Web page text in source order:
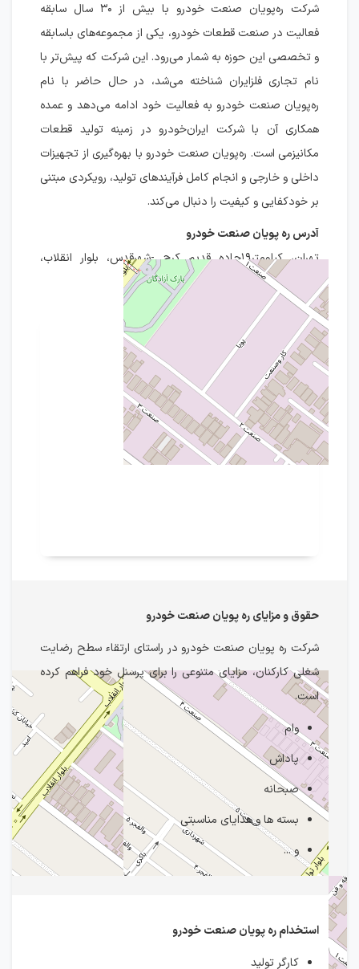
شرکت ره‌پویان صنعت خودرو با بیش از ۳۰ سال سابقه
فعالیت در صنعت قطعات خودرو، یکی از مجموعه‌های باسابقه
و تخصصی این حوزه به شمار می‌رود. این شرکت که پیش‌تر با
نام تجاری فلزایران شناخته می‌شد، در حال حاضر با نام
ره‌پویان صنعت خودرو به فعالیت خود ادامه می‌دهد و عمده
همکاری آن با شرکت ایران‌خودرو در زمینه تولید قطعات
مکانیزمی است. ره‌پویان صنعت خودرو با بهره‌گیری از تجهیزات
داخلی و خارجی و انجام کامل فرآیندهای تولید، رویکردی مبتنی
بر خودکفایی و کیفیت را دنبال می‌کند.
آدرس ره پویان صنعت خودرو
تهران، کیلومتر۱۹جاده قدیم کرج -شهرقدس، بلوار انقلاب،
خیابان صنعت دوم، پلاک
حقوق و مزایای ره پویان صنعت خودرو
شرکت ره پویان صنعت خودرو در راستای ارتقاء سطح رضایت
شغلی کارکنان، مزایای متنوعی را برای پرسنل خود فراهم کرده
است.
وام
پاداش
صبحانه
بسته ها و هدایای مناسبتی
و ...
استخدام ره پویان صنعت خودرو
کارگر تولید